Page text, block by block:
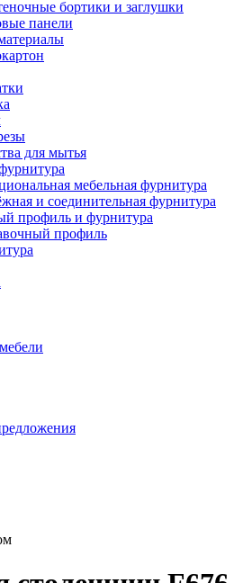
бортики и заглушки
панели
для мытья
мебельная фурнитура
и соединительная фурнитура
профиль и фурнитура
профиль